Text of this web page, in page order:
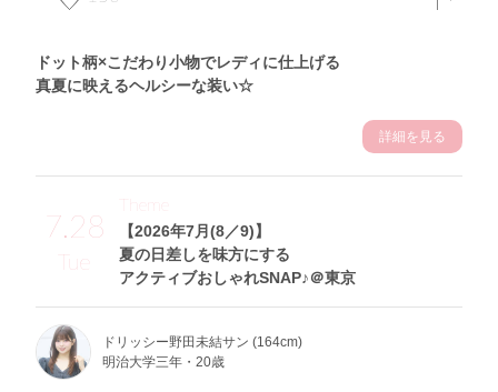
ドット柄×こだわり小物でレディに仕上げる
真夏に映えるヘルシーな装い☆
詳細を見る
7.28
Tue
【2026年7月(8／9)】
夏の日差しを味方にする
アクティブおしゃれSNAP♪＠東京
Theme
ドリッシー野田未結サン (164cm)
明治大学三年・20歳